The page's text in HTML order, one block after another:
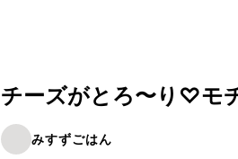
チーズがとろ〜り♡モ
みすずごはん